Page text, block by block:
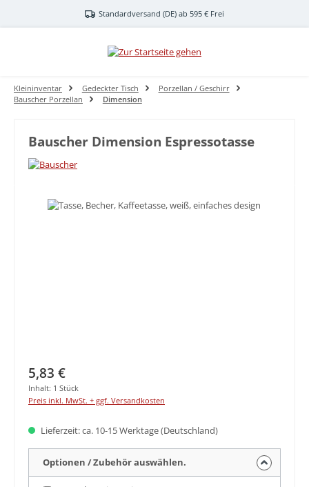
Zum Hauptinhalt springenStandardversand (DE) ab 595 € Frei
Kleininventar Gedeckter Tisch
Porzellan / Geschirr
Bauscher Porzellan
Dimension
Bauscher Dimension Espressotasse
Bildergalerie überspringen
Regulärer Preis:
5,83 €
Inhalt: 1 Stück
Preis inkl. MwSt. + ggf. Versandkosten
Lieferzeit: ca. 10-15 Werktage (Deutschland)
Optionen / Zubehör auswählen.